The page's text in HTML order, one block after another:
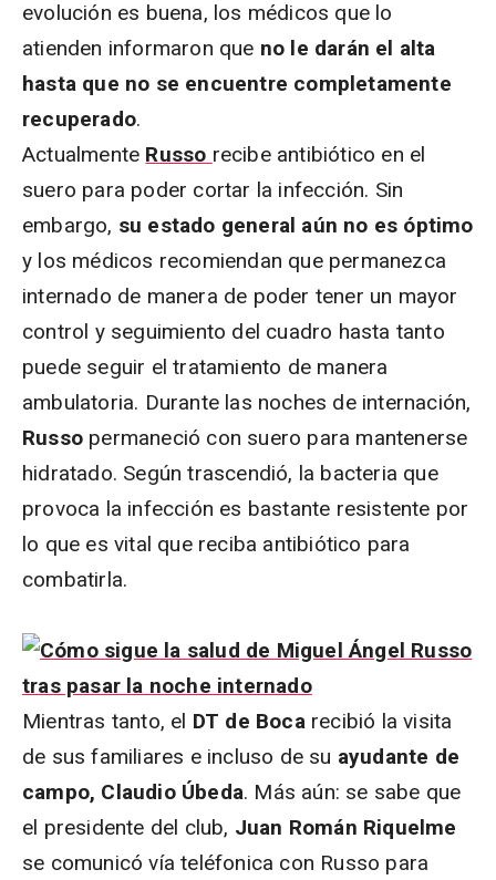
evolución es buena, los médicos que lo
atienden informaron que no le darán el alta
hasta que no se encuentre completamente
recuperado.
Actualmente Russo recibe antibiótico en el
suero para poder cortar la infección. Sin
embargo, su estado general aún no es óptimo
y los médicos recomiendan que permanezca
internado de manera de poder tener un mayor
control y seguimiento del cuadro hasta tanto
puede seguir el tratamiento de manera
ambulatoria. Durante las noches de internación,
Russo permaneció con suero para mantenerse
hidratado. Según trascendió, la bacteria que
provoca la infección es bastante resistente por
lo que es vital que reciba antibiótico para
combatirla.
Mientras tanto, el DT de Boca recibió la visita
de sus familiares e incluso de su ayudante de
campo, Claudio Úbeda. Más aún: se sabe que
el presidente del club, Juan Román Riquelme
se comunicó vía teléfonica con Russo para